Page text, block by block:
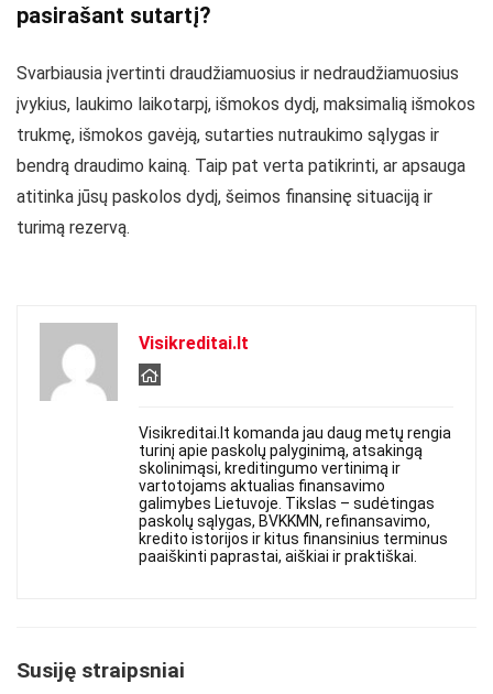
pasirašant sutartį?
Svarbiausia įvertinti draudžiamuosius ir nedraudžiamuosius
įvykius, laukimo laikotarpį, išmokos dydį, maksimalią išmokos
trukmę, išmokos gavėją, sutarties nutraukimo sąlygas ir
bendrą draudimo kainą. Taip pat verta patikrinti, ar apsauga
atitinka jūsų paskolos dydį, šeimos finansinę situaciją ir
turimą rezervą.
Visikreditai.lt
Visikreditai.lt komanda jau daug metų rengia
turinį apie paskolų palyginimą, atsakingą
skolinimąsi, kreditingumo vertinimą ir
vartotojams aktualias finansavimo
galimybes Lietuvoje. Tikslas – sudėtingas
paskolų sąlygas, BVKKMN, refinansavimo,
kredito istorijos ir kitus finansinius terminus
paaiškinti paprastai, aiškiai ir praktiškai.
Susiję straipsniai